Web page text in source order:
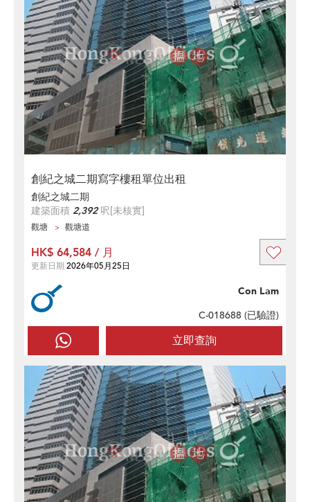
創紀之城二期寫字樓租單位出租
創紀之城二期
建築面積 2,392呎[未核實]
觀塘 觀塘道
立即查詢
Con Lam
C-018688 (已驗證)
HK$ 64,584 / 月
更新日期 2026年05月25日